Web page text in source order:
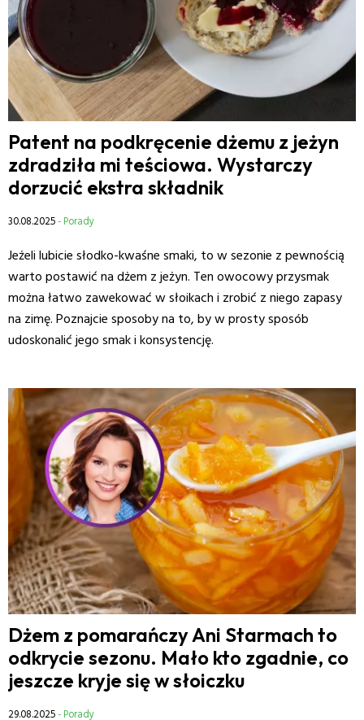
Patent na podkręcenie dżemu z jeżyn
zdradziła mi teściowa. Wystarczy
dorzucić ekstra składnik
30.08.2025- Porady
Jeżeli lubicie słodko-kwaśne smaki, to w sezonie z pewnością
warto postawić na dżem z jeżyn. Ten owocowy przysmak
można łatwo zawekować w słoikach i zrobić z niego zapasy
na zimę. Poznajcie sposoby na to, by w prosty sposób
udoskonalić jego smak i konsystencję.
Dżem z pomarańczy Ani Starmach to
odkrycie sezonu. Mało kto zgadnie, co
jeszcze kryje się w słoiczku
29.08.2025- Porady